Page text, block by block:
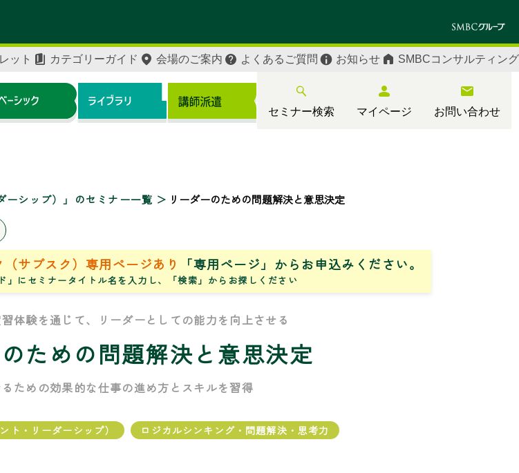
セミナー検索 マイページ お問い合わせ
ット カテゴリーガイド 会場のご案内 よくあるご質問 お知らせ SMBCコンサルティング
ーシップ）」のセミナー一覧 リーダーのための問題解決と意思決定
サブスク）専用ページあり 「専用ページ」からお申込みください。
」にセミナータイトル名を入力し、「検索」からお探しください
体験を通じて、リーダーとしての能力を向上させる
ための問題解決と意思決定
ための効果的な仕事の進め方とスキルを習得
ト・リーダーシップ） ロジカルシンキング・問題解決・思考力